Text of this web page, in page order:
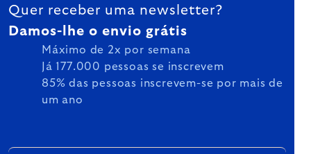
Quer receber uma newsletter?
Damos-lhe o envio grátis
Máximo de 2x por semana
Já 177.000 pessoas se inscrevem
85% das pessoas inscrevem-se por mais de
um ano